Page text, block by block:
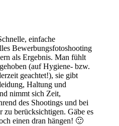
einfache
Bewerbungsfotoshooting
als Ergebnis. Man fühlt
(auf Hygiene- bzw.
geachtet!), sie gibt
Haltung und
nimmt sich Zeit,
des Shootings und bei
zu berücksichtigen. Gäbe es
einen dran hängen! 🙂